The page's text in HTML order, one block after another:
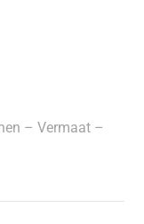
– Vermaat –